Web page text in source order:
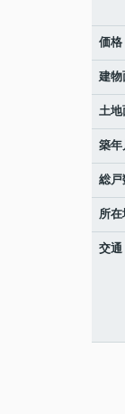
価格
建物
土地
築年
総戸
所在
交通